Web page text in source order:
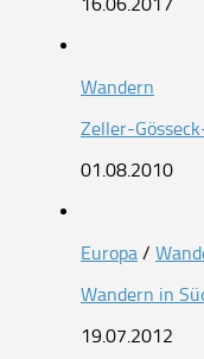
Wandern
Zeller-
01.08.2010
Europa /
Wandern in
19.07.2012